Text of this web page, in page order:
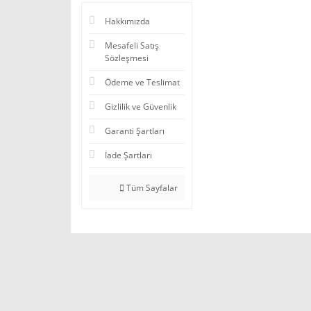
Hakkımızda
Mesafeli Satış
Sözleşmesi
Ödeme ve Teslimat
Gizlilik ve Güvenlik
Garanti Şartları
İade Şartları
Tüm Sayfalar